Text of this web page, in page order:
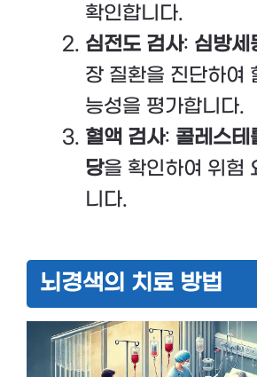
확인합니다.
심전도 검사: 심방세
장 질환을 진단하여
능성을 평가합니다.
혈액 검사: 콜레스테
당을 확인하여 위험
니다.
뇌경색의 치료 방법